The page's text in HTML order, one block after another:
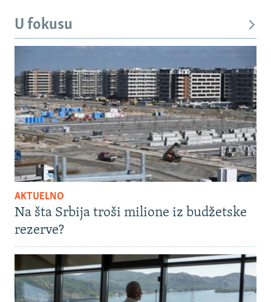
U fokusu
AKTUELNO
Na šta Srbija troši milione iz budžetske
rezerve?